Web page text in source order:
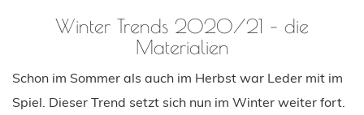
Winter Trends 2020/21 – die
Materialien
Schon im Sommer als auch im Herbst war Leder mit im
Spiel. Dieser Trend setzt sich nun im Winter weiter fort.